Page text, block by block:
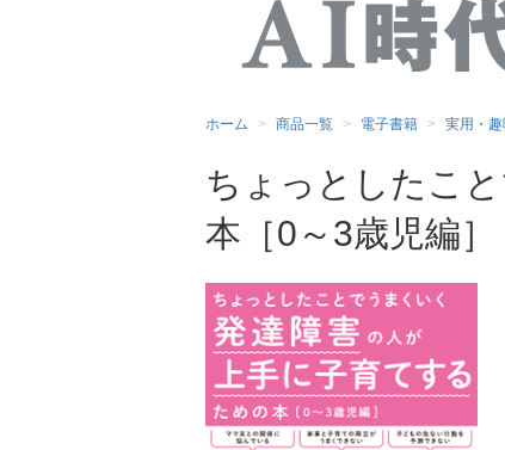
ホーム 商品一覧 電子書籍 実用・
ちょっとしたこ
本［0～3歳児編］